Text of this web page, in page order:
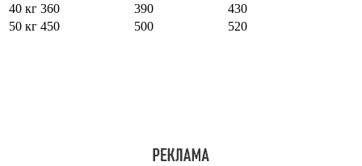
40 кг 360 390
430
50 кг 450 500 520